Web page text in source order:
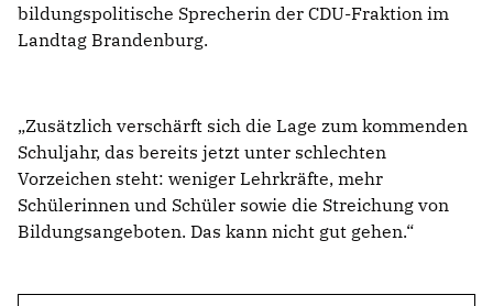
bildungspolitische Sprecherin der CDU-Fraktion im
Landtag Brandenburg.
Zusätzlich verschärft sich die Lage zum kommenden
Schuljahr, das bereits jetzt unter schlechten
Vorzeichen steht: weniger Lehrkräfte, mehr
Schülerinnen und Schüler sowie die Streichung von
Bildungsangeboten. Das kann nicht gut gehen.“